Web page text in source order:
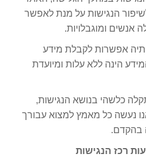
הנגישות על מנת לאפשר
אנשים ומוגבלויות.
אפשרות לקבלת מידע
הינה ללא עלות ומיועדת
כלשהי בנושא הנגישות,
נעשה כל מאמץ למצוא עבורך
בהקדם.
רכז הנגישות